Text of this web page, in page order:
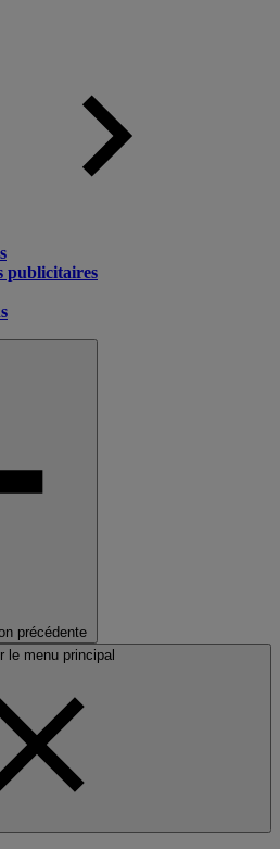
publicitaires
précédente
le menu principal